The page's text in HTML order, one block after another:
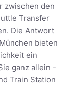
zwischen den
Transfer
Die Antwort
bieten
ein
ganz allein -
Train Station